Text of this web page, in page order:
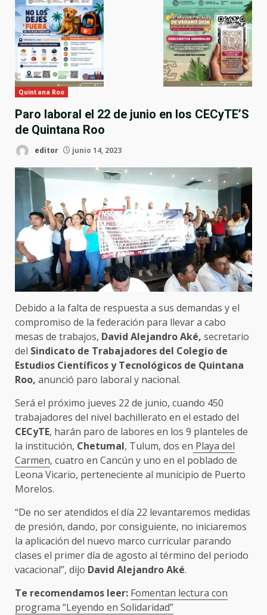
Quintana Roo
Paro laboral el 22 de junio en los CECyTE’S
de Quintana Roo
editor junio 14, 2023
Debido a la falta de respuesta a sus demandas y el
compromiso de la federación para llevar a cabo
mesas de trabajos, David Alejandro Aké, secretario
del Sindicato de Trabajadores del Colegio de
Estudios Científicos y Tecnológicos de Quintana
Roo, anunció paro laboral y nacional.
Será el próximo jueves 22 de junio, cuando 450
trabajadores del nivel bachillerato en el estado del
CECyTE, harán paro de labores en los 9 planteles de
la institución, Chetumal, Tulum, dos en Playa del
Carmen, cuatro en Cancún y uno en el poblado de
Leona Vicario, perteneciente al municipio de Puerto
Morelos.
“De no ser atendidos el día 22 levantaremos medidas
de presión, dando, por consiguiente, no iniciaremos
la aplicación del nuevo marco curricular parando
clases el primer día de agosto al término del periodo
vacacional”, dijo David Alejandro Aké.
Te recomendamos leer: Fomentan lectura con
programa “Leyendo en Solidaridad”